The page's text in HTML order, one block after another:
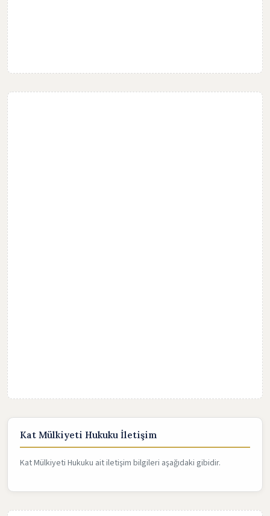
Kat Mülkiyeti Hukuku İletişim
Kat Mülkiyeti Hukuku ait iletişim bilgileri aşağıdaki gibidir.